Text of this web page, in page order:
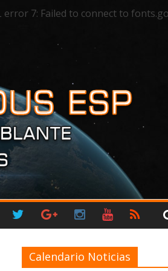
7: Failed to connect to
Calendario Noticias